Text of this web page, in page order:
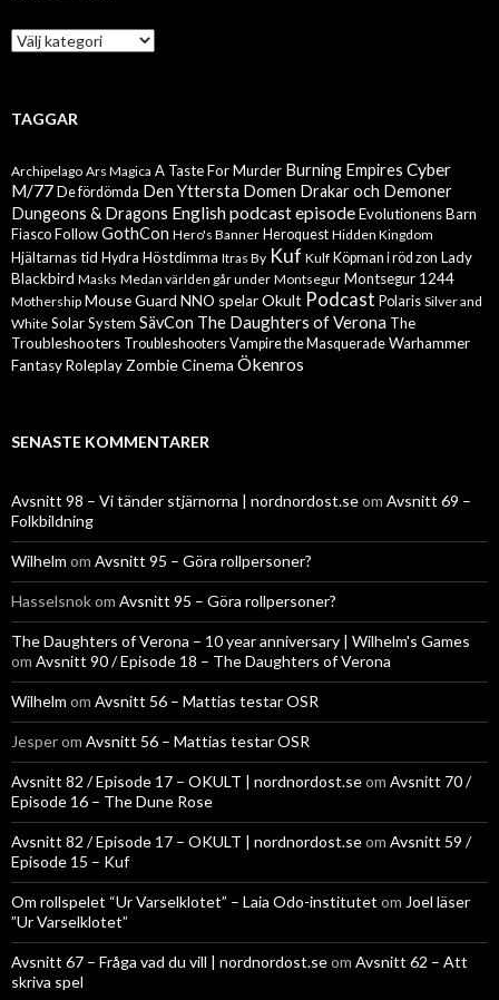
Kategorier
TAGGAR
Archipelago Ars Magica A Taste For Murder Burning Empires Cyber
M/77 De fördömda Den Yttersta Domen Drakar och Demoner
Dungeons & Dragons English podcast episodeEvolutionens Barn
Fiasco FollowGothCon Hero's Banner Heroquest Hidden Kingdom
Hjältarnas tid Hydra Höstdimma Itras By Kuf Kulf Köpman i röd zon Lady
Blackbird Masks Medan världen går under Montsegur Montsegur 1244
Mothership Mouse Guard NNO spelarOkult Podcast Polaris Silver and
White Solar System SävCon The Daughters of Verona The
Troubleshooters Troubleshooters Vampire the Masquerade Warhammer
Fantasy Roleplay Zombie Cinema Ökenros
SENASTE KOMMENTARER
Avsnitt 98 – Vi tänder stjärnorna | nordnordost.seom Avsnitt 69 –
Folkbildning
Wilhelm om Avsnitt 95 – Göra rollpersoner?
Hasselsnokom Avsnitt 95 – Göra rollpersoner?
The Daughters of Verona – 10 year anniversary | Wilhelm's Games
om Avsnitt 90 / Episode 18 – The Daughters of Verona
Wilhelm om Avsnitt 56 – Mattias testar OSR
Jesperom Avsnitt 56 – Mattias testar OSR
Avsnitt 82 / Episode 17 – OKULT | nordnordost.seom Avsnitt 70 /
Episode 16 – The Dune Rose
Avsnitt 82 / Episode 17 – OKULT | nordnordost.seom Avsnitt 59 /
Episode 15 – Kuf
Om rollspelet “Ur Varselklotet” – Laia Odo-institutet om Joel läser
”Ur Varselklotet”
Avsnitt 67 – Fråga vad du vill | nordnordost.seom Avsnitt 62 – Att
skriva spel